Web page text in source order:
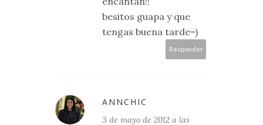
besitos guapa y que
tengas buena tarde=)
Responder
ANNCHIC
3 de mayo de 2012 a las